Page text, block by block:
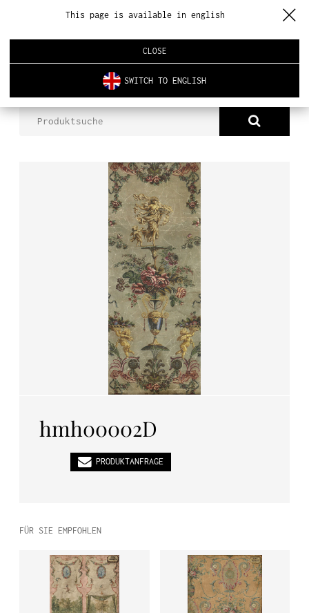
ÜBER UNS
NEUHEITEN
INNENARCHITEKTUR
REALISIERUNGEN
AKTUELLES
PL EN DE
HMH00002D
hmh00002D
PRODUKTANFRAGE
FÜR SIE EMPFOHLEN
This page is available in english
CLOSE
SWITCH TO ENGLISH